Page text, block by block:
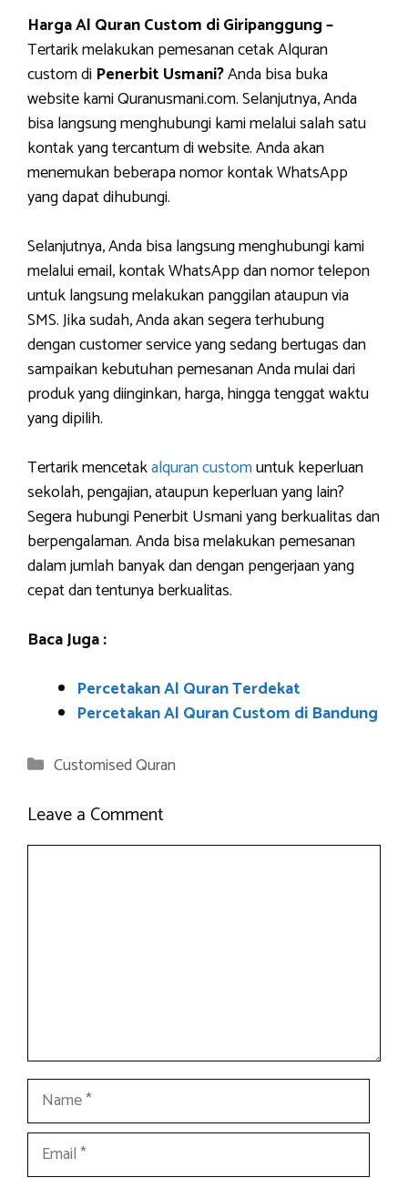
Harga Al Quran Custom di Giripanggung –
Tertarik melakukan pemesanan cetak Alquran
custom di Penerbit Usmani?Anda bisa buka
website kami Quranusmani.com. Selanjutnya, Anda
bisa langsung menghubungi kami melalui salah satu
kontak yang tercantum di website. Anda akan
menemukan beberapa nomor kontak WhatsApp
yang dapat dihubungi.
Selanjutnya, Anda bisa langsung menghubungi kami
melalui email, kontak WhatsApp dan nomor telepon
untuk langsung melakukan panggilan ataupun via
SMS. Jika sudah, Anda akan segera terhubung
dengan customer service yang sedang bertugas dan
sampaikan kebutuhan pemesanan Anda mulai dari
produk yang diinginkan, harga, hingga tenggat waktu
yang dipilih.
Tertarik mencetakalquran customuntuk keperluan
sekolah, pengajian, ataupun keperluan yang lain?
Segera hubungi Penerbit Usmani yang berkualitas dan
berpengalaman. Anda bisa melakukan pemesanan
dalam jumlah banyak dan dengan pengerjaan yang
cepat dan tentunya berkualitas.
Baca Juga :
Percetakan Al Quran Terdekat
Percetakan Al Quran Custom di Bandung
Categories
Customised Quran
Leave a Comment
Name
Email